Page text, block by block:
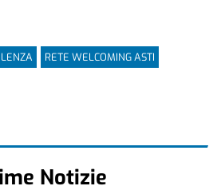
RETE WELCOMING ASTI
Notizie